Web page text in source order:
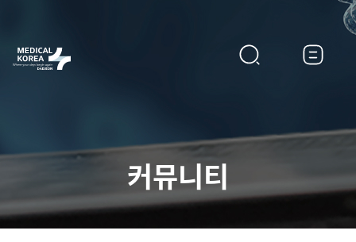
커뮤니티